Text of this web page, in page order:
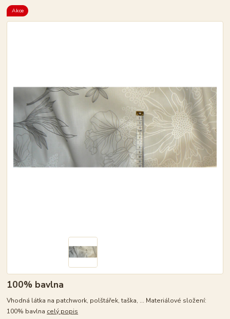
Akce
100% bavlna
Vhodná látka na patchwork, polštářek, taška, ... Materiálové složení:
100% bavlna celý popis